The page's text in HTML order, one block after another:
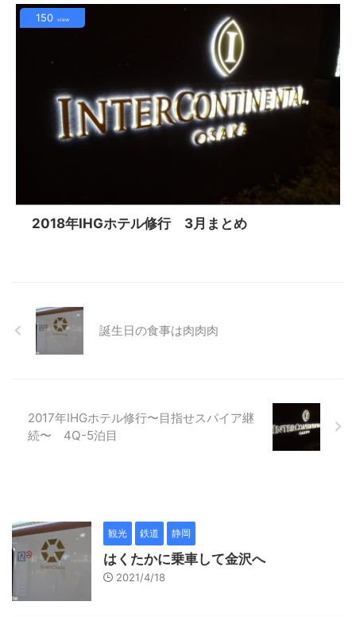
150 view
2018年IHGホテル修行 3月まとめ
誕生日の食事は肉肉肉
2017年IHGホテル修行〜目指せスパイア継
続〜 4Q-5泊目
観光 鉄道 静岡
はくたかに乗車して金沢へ
2021/4/18